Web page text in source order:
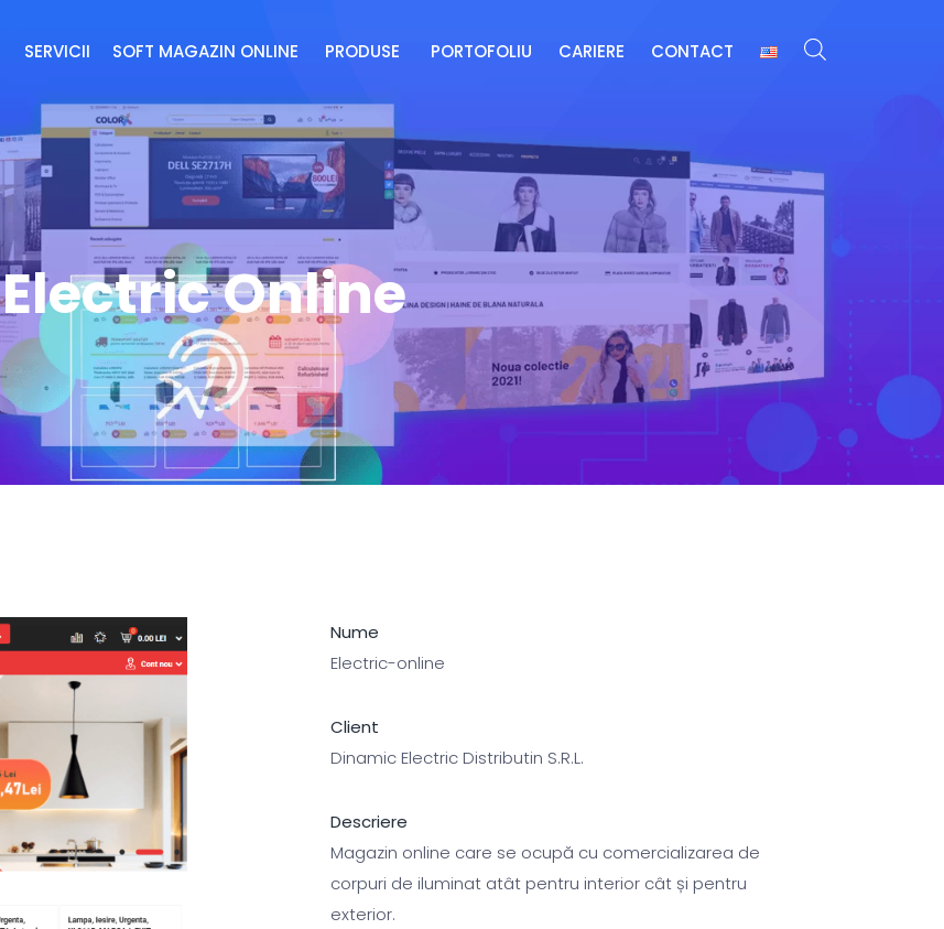
SERVICII SOFT MAGAZIN ONLINE PRODUSE PORTOFOLIU CARIERE CONTACT
Electric Online
Nume
Electric-online
Client
Dinamic Electric Distributin S.R.L.
Descriere
Magazin online care se ocupă cu comercializarea de
corpuri de iluminat atât pentru interior cât și pentru
exterior.